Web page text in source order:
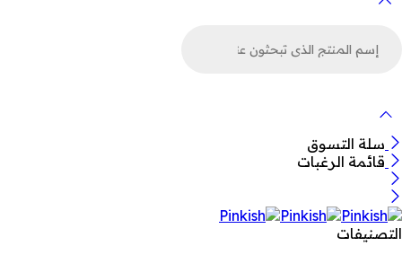
سلة التسوق
قائمة الرغبات
التصنيفات